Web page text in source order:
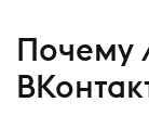
Почему